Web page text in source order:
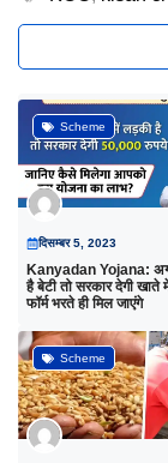
Scheme
दिसम्बर 5, 2023
Kanyadan Yojana:
है बेटी तो सरकार देगी
फॉर्म भरते ही मिल जाएंगे
Scheme